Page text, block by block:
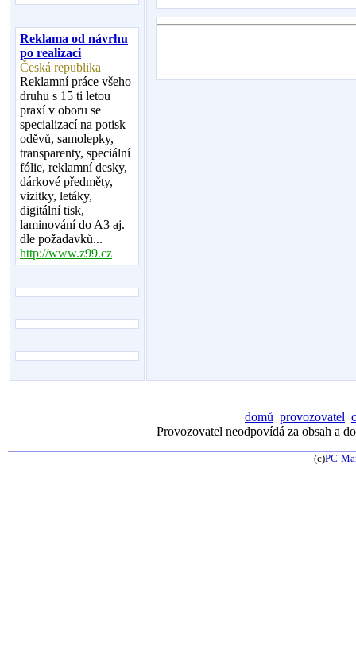
Reklama od návrhu
po realizaci
Česká republika
Reklamní práce všeho
druhu s 15 ti letou
praxí v oboru se
specializací na potisk
oděvů, samolepky,
transparenty, speciální
fólie, reklamní desky,
dárkové předměty,
vizitky, letáky,
digitální tisk,
laminování do A3 aj.
dle požadavků...
http://www.z99.cz
domů provozovatel
Provozovatel neodpovídá za obsah a
(c)PC-